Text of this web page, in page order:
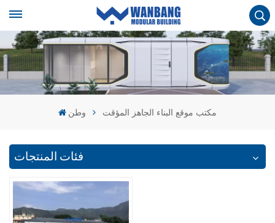
وطن مكتب موقع البناء الجاهز المؤقت
فئات المنتجات